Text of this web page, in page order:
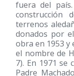
fuera del
construcción
terrenos
donados por
obra en 1953 y
el nombre de
7). En 1971 se
Padre